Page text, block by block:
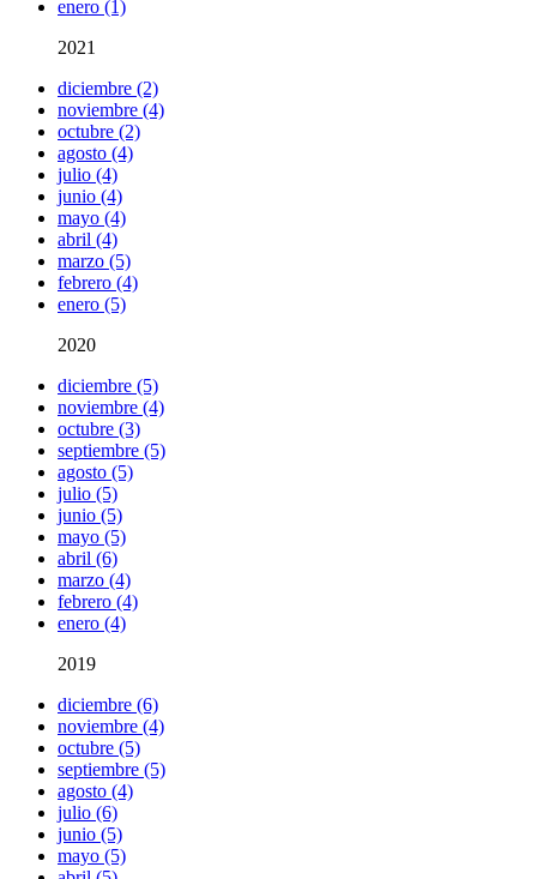
enero (1)
2021
diciembre (2)
noviembre (4)
octubre (2)
agosto (4)
julio (4)
junio (4)
mayo (4)
abril (4)
marzo (5)
febrero (4)
enero (5)
2020
diciembre (5)
noviembre (4)
octubre (3)
septiembre (5)
agosto (5)
julio (5)
junio (5)
mayo (5)
abril (6)
marzo (4)
febrero (4)
enero (4)
2019
diciembre (6)
noviembre (4)
octubre (5)
septiembre (5)
agosto (4)
julio (6)
junio (5)
mayo (5)